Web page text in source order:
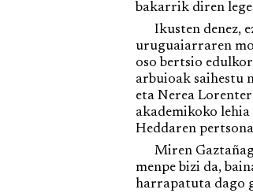
bakarrik diren
Ikusten denez,
uruguaiarraren
oso bertsio
arbuioak saihestu
eta Nerea
akademikoko
Heddaren
Miren
menpe bizi da,
harrapatuta dago